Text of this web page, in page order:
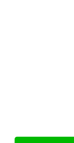
２、レ
３、
４、社会
５、ジャ